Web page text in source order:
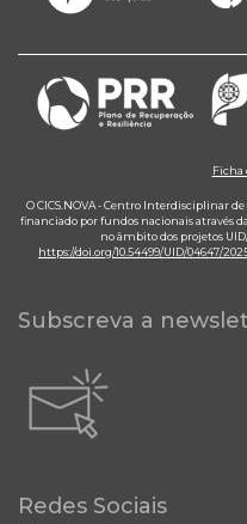
Ficha
O CICS.NOVA - Centro Interdisciplinar
financiado por fundos nacionais através da
no âmbito dos projetos
https://doi.org/10.54499/UID/04647/
Subscreva a
Redes Sociais